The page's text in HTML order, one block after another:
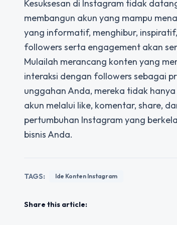
Kesuksesan di Instagram tidak
membangun akun yang mampu
yang informatif, menghibur,
followers serta engagement akan
Mulailah merancang konten yang
interaksi dengan followers sebagai
unggahan Anda, mereka tidak
akun melalui like, komentar, share,
pertumbuhan Instagram yang
bisnis Anda.
TAGS: Ide Konten Instagram
Share this article: